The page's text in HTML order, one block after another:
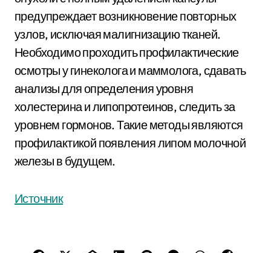
предупреждает возникновение повторных
узлов, исключая малигнизацию тканей.
Необходимо проходить профилактические
осмотры у гинеколога и маммолога, сдавать
анализы для определения уровня
холестерина и липопротеинов, следить за
уровнем гормонов. Такие методы являются
профилактикой появления липом молочной
железы в будущем.
Источник